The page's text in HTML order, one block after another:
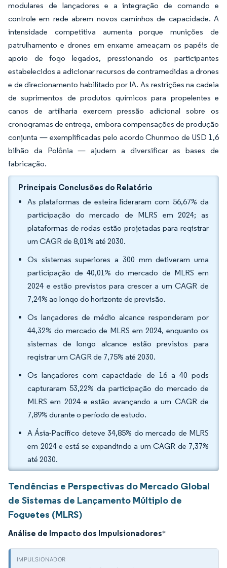
modulares de lançadores e a integração de comando e
controle em rede abrem novos caminhos de capacidade. A
intensidade competitiva aumenta porque munições de
patrulhamento e drones em enxame ameaçam os papéis de
apoio de fogo legados, pressionando os participantes
estabelecidos a adicionar recursos de contramedidas a drones
e de direcionamento habilitado por IA. As restrições na cadeia
de suprimentos de produtos químicos para propelentes e
canos de artilharia exercem pressão adicional sobre os
cronogramas de entrega, embora compensações de produção
conjunta — exemplificadas pelo acordo Chunmoo de USD 1,6
bilhão da Polônia — ajudem a diversificar as bases de
fabricação.
Principais Conclusões do Relatório
As plataformas de esteira lideraram com 56,67% da
participação do mercado de MLRS em 2024; as
plataformas de rodas estão projetadas para registrar
um CAGR de 8,01% até 2030.
Os sistemas superiores a 300 mm detiveram uma
participação de 40,01% do mercado de MLRS em
2024 e estão previstos para crescer a um CAGR de
7,24% ao longo do horizonte de previsão.
Os lançadores de médio alcance responderam por
44,32% do mercado de MLRS em 2024, enquanto os
sistemas de longo alcance estão previstos para
registrar um CAGR de 7,75% até 2030.
Os lançadores com capacidade de 16 a 40 pods
capturaram 53,22% da participação do mercado de
MLRS em 2024 e estão avançando a um CAGR de
7,89% durante o período de estudo.
A Ásia-Pacífico deteve 34,85% do mercado de MLRS
em 2024 e está se expandindo a um CAGR de 7,37%
até 2030.
Tendências e Perspectivas do Mercado Global
de Sistemas de Lançamento Múltiplo de
Foguetes (MLRS)
Análise de Impacto dos Impulsionadores*